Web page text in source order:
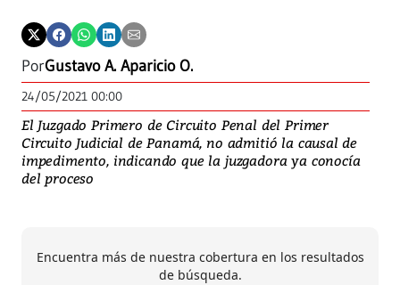
PorGustavo A. Aparicio O.
24/05/2021 00:00
El Juzgado Primero de Circuito Penal del Primer
Circuito Judicial de Panamá, no admitió la causal de
impedimento, indicando que la juzgadora ya conocía
del proceso
Encuentra más de nuestra cobertura en los resultados
de búsqueda.